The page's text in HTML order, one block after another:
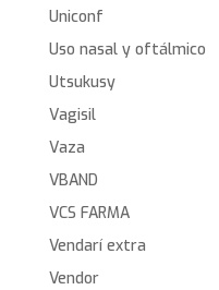
Uniconf
Uso nasal y oftálmico
Utsukusy
Vagisil
Vaza
VBAND
VCS FARMA
Vendarí extra
Vendor